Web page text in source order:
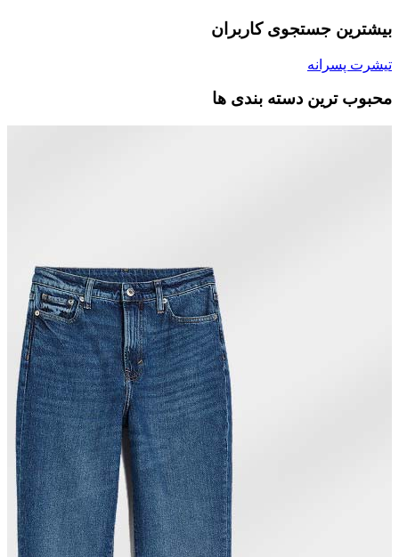
بیشترین جستجوی کاربران
تیشرت پسرانه
محبوب ترین دسته بندی ها